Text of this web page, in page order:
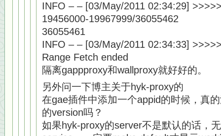
INFO – – [03/May/2011 02:34:29]
19456000-19967999/36055462
36055461
INFO – – [03/May/2011 02:34:33]
Range Fetch ended
隔离gappproxy和wallproxy就好好的。
另外问一下博主关于hyk-proxy的
在gae插件中添加一个appid的时候，真
的version吗？
如果hyk-proxy的server不是默认的话，